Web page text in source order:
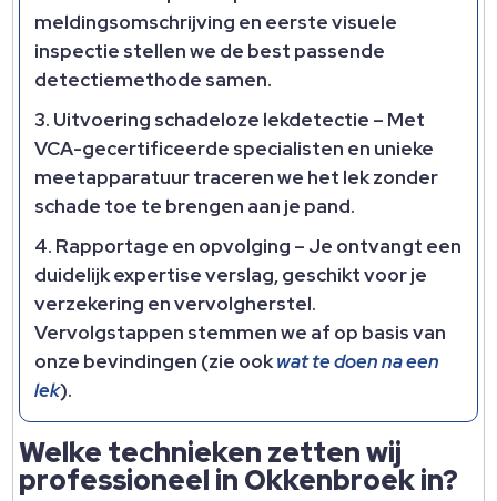
meldingsomschrijving en eerste visuele
inspectie stellen we de best passende
detectiemethode samen.​
Uitvoering schadeloze lekdetectie – Met
VCA-gecertificeerde specialisten en unieke
meetapparatuur traceren we het lek zonder
schade toe te brengen aan je pand.​
Rapportage en opvolging – Je ontvangt een
duidelijk expertise verslag, geschikt voor je
verzekering en vervolgherstel.​
Vervolgstappen stemmen we af op basis van
onze bevindingen (zie ookwat te doen na een
lek).​
Welke technieken zetten wij
professioneel in Okkenbroek in?